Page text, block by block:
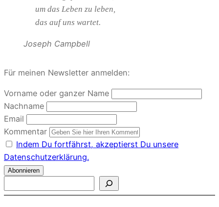
um das Leben zu leben,
das auf uns wartet.
Joseph Campbell
Für meinen Newsletter anmelden:
Vorname oder ganzer Name
Nachname
Email
Kommentar
Indem Du fortfährst, akzeptierst Du unsere
Datenschutzerklärung.
u